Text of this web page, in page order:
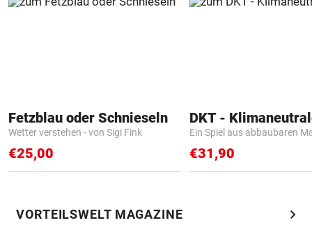
Fetzblau oder Schnieseln
Wetter verstehen - von Sigi Fink
€25,00
Ein Spiel aus abbaubaren
€31,90
VORTEILSWELT MAGAZINE chevron_right